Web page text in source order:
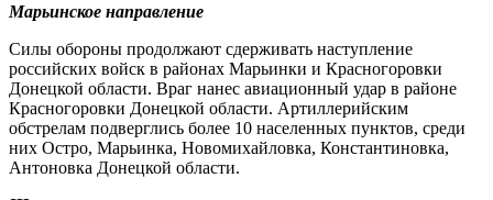
Марьинское направление
Силы обороны продолжают сдерживать наступление
российских войск в районах Марьинки и Красногоровки
Донецкой области. Враг нанес авиационный удар в районе
Красногоровки Донецкой области. Артиллерийским
обстрелам подверглись более 10 населенных пунктов, среди
них Остро, Марьинка, Новомихайловка, Константиновка,
Антоновка Донецкой области.